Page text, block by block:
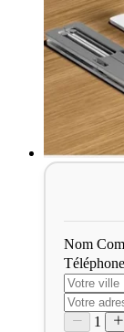
Nom
Téléphone
1